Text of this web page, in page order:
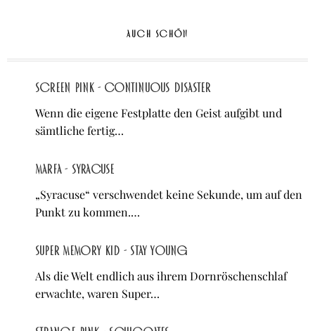
AUCH SCHÖN
Screen Pink - Continuous Disaster
Wenn die eigene Festplatte den Geist aufgibt und
sämtliche fertig…
Marfa - Syracuse
„Syracuse“ verschwendet keine Sekunde, um auf den
Punkt zu kommen.…
Super Memory Kid - Stay Young
Als die Welt endlich aus ihrem Dornröschenschlaf
erwachte, waren Super…